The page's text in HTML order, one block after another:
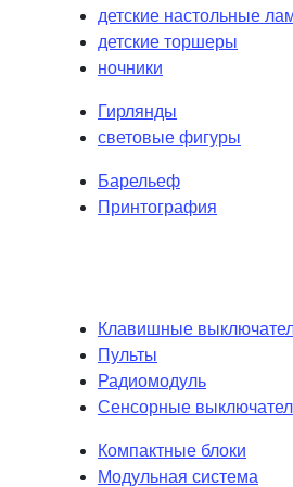
детские настольные
детские торшеры
ночники
Гирлянды
световые фигуры
Барельеф
Принтография
Клавишные
Пульты
Радиомодуль
Сенсорные
Компактные блоки
Модульная система